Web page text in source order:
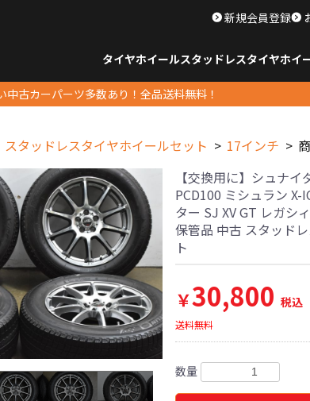
新規会員登録
タイヤホイールスタッドレスタイヤホイ
古カーパーツ多数あり！全品送料無料！
スタッドレスタイヤホイールセット 17インチ
【交換用に】シュナ
PCD100 ミシュラン X-
ター SJ XV GT レガシィア
保管品 中古 スタッド
ト
￥30,800 税込
送料無料
数量